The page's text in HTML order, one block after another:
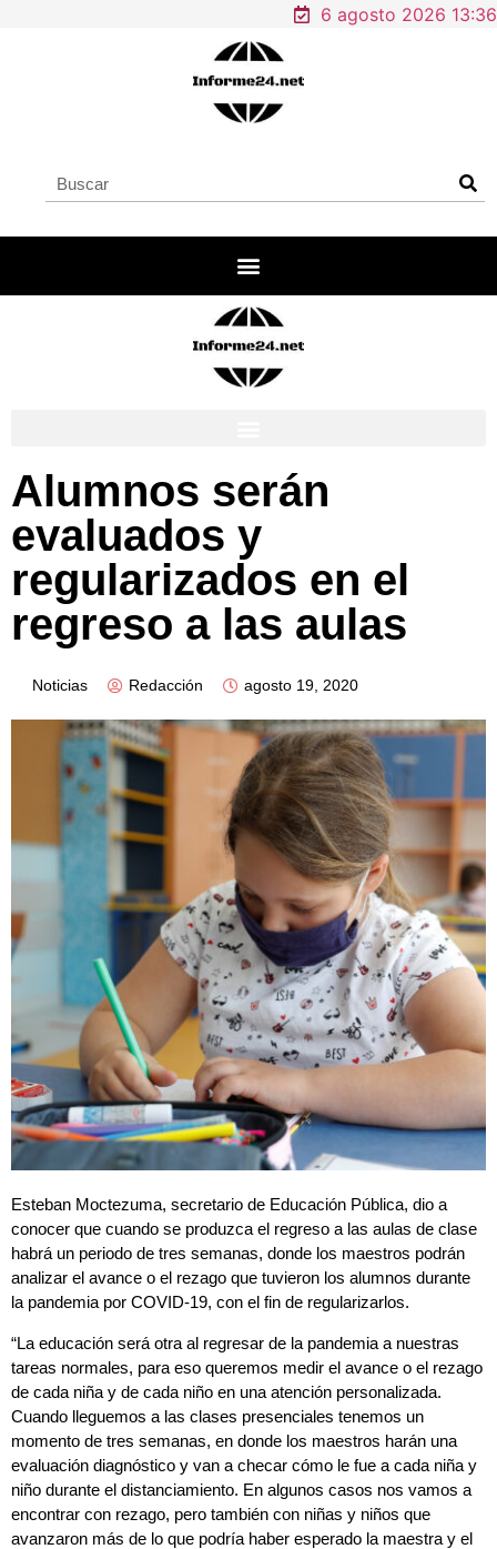
6 agosto 2026 13:36
Alumnos serán
evaluados y
regularizados en el
regreso a las aulas
Noticias Redacción agosto 19, 2020
Esteban Moctezuma, secretario de Educación Pública, dio a
conocer que cuando se produzca el regreso a las aulas de clase
habrá un periodo de tres semanas, donde los maestros podrán
analizar el avance o el rezago que tuvieron los alumnos durante
la pandemia por COVID-19, con el fin de regularizarlos.
“La educación será otra al regresar de la pandemia a nuestras
tareas normales, para eso queremos medir el avance o el rezago
de cada niña y de cada niño en una atención personalizada.
Cuando lleguemos a las clases presenciales tenemos un
momento de tres semanas, en donde los maestros harán una
evaluación diagnóstico y van a checar cómo le fue a cada niña y
niño durante el distanciamiento. En algunos casos nos vamos a
encontrar con rezago, pero también con niñas y niños que
avanzaron más de lo que podría haber esperado la maestra y el